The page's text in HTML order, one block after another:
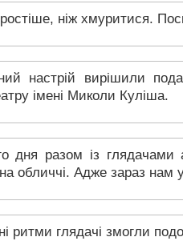
ніж хмуритися.
настрій вирішили
імені Миколи Куліша.
дня разом із
обличчі. Адже зараз нам
ритми глядачі змогли